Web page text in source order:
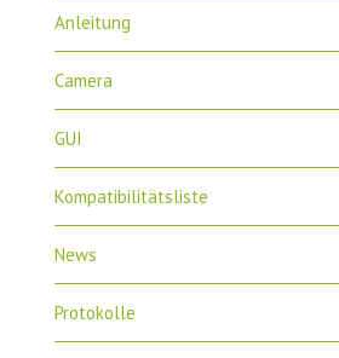
Anleitung
Camera
GUI
Kompatibilitätsliste
News
Protokolle